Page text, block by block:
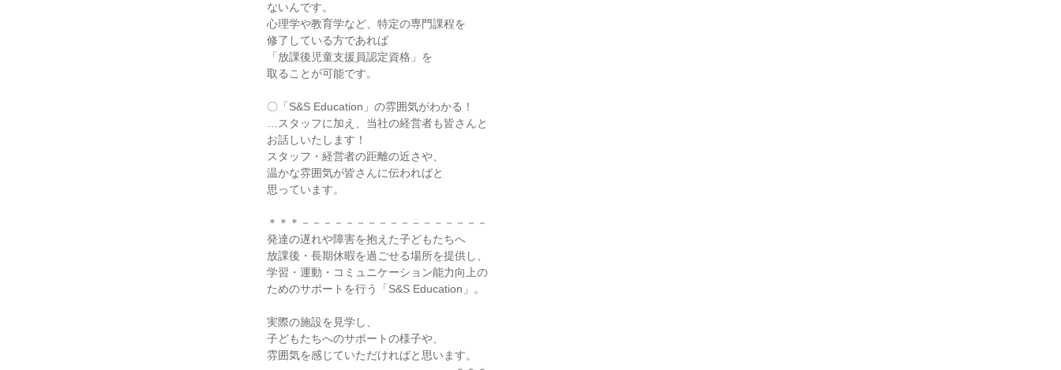
ないんです。
心理学や教育学など、特定の専門課程を
修了している方であれば
「放課後児童支援員認定資格」を
取ることが可能です。
〇「S&S Education」の雰囲気がわかる！
…スタッフに加え、当社の経営者も皆さんと
お話しいたします！
スタッフ・経営者の距離の近さや、
温かな雰囲気が皆さんに伝わればと
思っています。
＊＊＊－－－－－－－－－－－－－－－－－
発達の遅れや障害を抱えた子どもたちへ
放課後・長期休暇を過ごせる場所を提供し、
学習・運動・コミュニケーション能力向上の
ためのサポートを行う「S&S Education」。
実際の施設を見学し、
子どもたちへのサポートの様子や、
雰囲気を感じていただければと思います。